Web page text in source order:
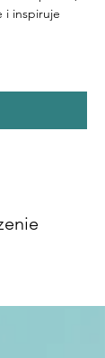
i inspiruje